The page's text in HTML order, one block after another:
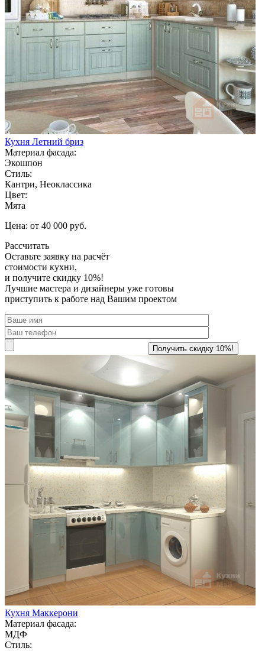
Кухня Летний бриз
Материал фасада:
Экошпон
Стиль:
Кантри, Неоклассика
Цвет:
Мята
Цена: от 40 000 руб.
Рассчитать
Оставьте заявку на расчёт
стоимости кухни,
и получите скидку 10%!
Лучшие мастера и дизайнеры уже готовы
приступить к работе над Вашим проектом
Кухня Маккерони
Материал фасада:
МДФ
Стиль: